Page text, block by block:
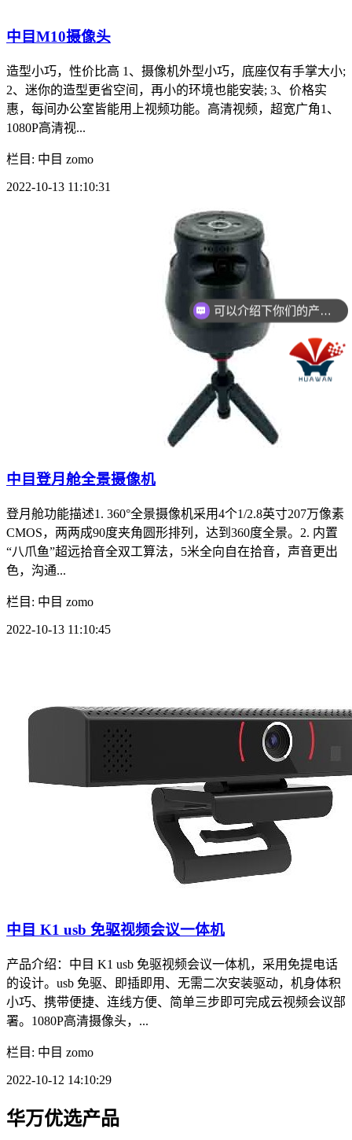
中目M10摄像头
造型小巧，性价比高 1、摄像机外型小巧，底座仅有手掌大小;
2、迷你的造型更省空间，再小的环境也能安装; 3、价格实
惠，每间办公室皆能用上视频功能。高清视频，超宽广角1、
1080P高清视...
栏目: 中目 zomo
2022-10-13 11:10:31
中目登月舱全景摄像机
登月舱功能描述1. 360°全景摄像机采用4个1/2.8英寸207万像素
CMOS，两两成90度夹角圆形排列，达到360度全景。2. 内置
“八爪鱼”超远拾音全双工算法，5米全向自在拾音，声音更出
色，沟通...
栏目: 中目 zomo
2022-10-13 11:10:45
中目 K1 usb 免驱视频会议一体机
产品介绍：中目 K1 usb 免驱视频会议一体机，采用免提电话
的设计。usb 免驱、即插即用、无需二次安装驱动，机身体积
小巧、携带便捷、连线方便、简单三步即可完成云视频会议部
署。1080P高清摄像头，...
栏目: 中目 zomo
2022-10-12 14:10:29
华万优选产品
你们是怎么收费的呢？